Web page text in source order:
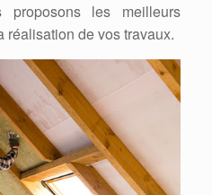
proposons les meilleurs
réalisation de vos travaux.